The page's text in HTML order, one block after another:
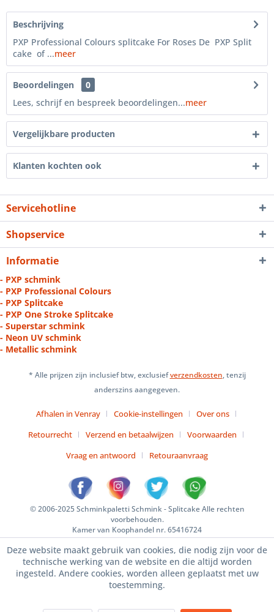
Beschrijving
PXP Professional Colours splitcake For Roses De PXP Split
cake of ...meer
Beoordelingen
0
Lees, schrijf en bespreek beoordelingen...meer
Vergelijkbare producten
Klanten kochten ook
Servicehotline
Shopservice
Informatie
- PXP schmink
- PXP Professional Colours
- PXP Splitcake
- PXP One Stroke Splitcake
- Superstar schmink
- Neon UV schmink
- Metallic schmink
* Alle prijzen zijn inclusief btw, exclusiefverzendkosten, tenzij
anderszins aangegeven.
Afhalen in Venray Cookie-instellingen
Over ons
Retourrecht
Verzend en betaalwijzen
Voorwaarden
Vraag en antwoord
Retouraanvraag
© 2006-2025 Schminkpaletti Schmink - Splitcake Alle rechten
voorbehouden.
Kamer van Koophandel nr. 65416724
Deze website maakt gebruik van cookies, die nodig zijn voor de
technische werking van de website en die altijd worden
ingesteld. Andere cookies, worden alleen geplaatst met uw
toestemming.